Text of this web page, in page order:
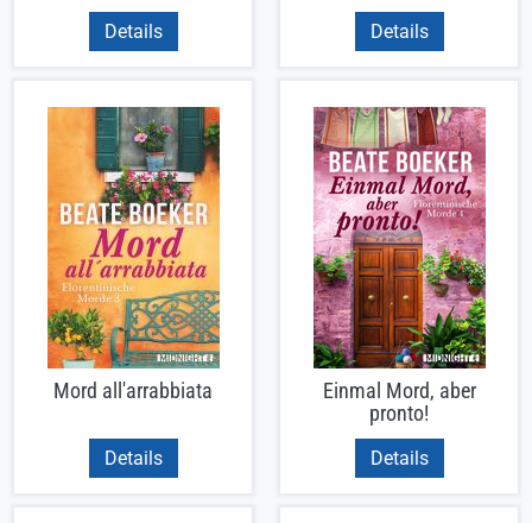
Details Details
Mord all'arrabbiata
Details
Einmal Mord, aber
pronto!
Details